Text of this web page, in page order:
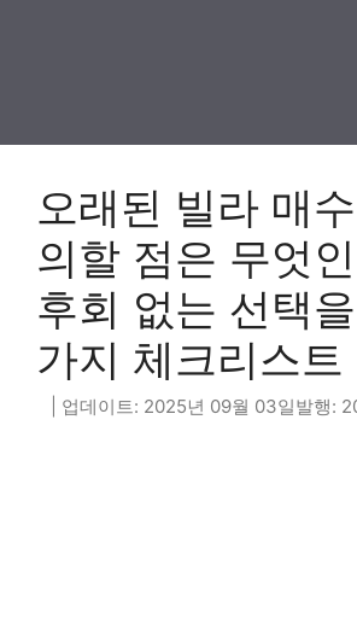
오래된 빌라 매
의할 점은 무엇
후회 없는 선택
가지 체크리스트
2025년 09월 03일